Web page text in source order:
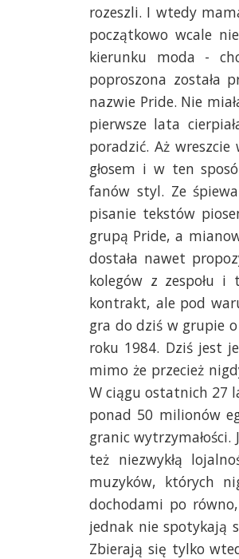
rozeszli. I wtedy
początkowo wcale
kierunku moda -
poproszona została
nazwie Pride. Nie
pierwsze lata
poradzić. Aż
głosem i w ten
fanów styl. Ze
pisanie tekstów
grupą Pride, a
dostała nawet
kolegów z zespołu i
kontrakt, ale pod
gra do dziś w grupie o
roku 1984. Dziś jest
mimo że przecież
W ciągu ostatnich 27
ponad 50 milionów
granic
też niezwykłą
muzyków, których
dochodami po
jednak nie spotykają
Zbierają się tylko